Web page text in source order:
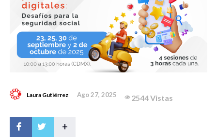
Laura Gutiérrez Ago 27, 2025 2544 Vistas
+